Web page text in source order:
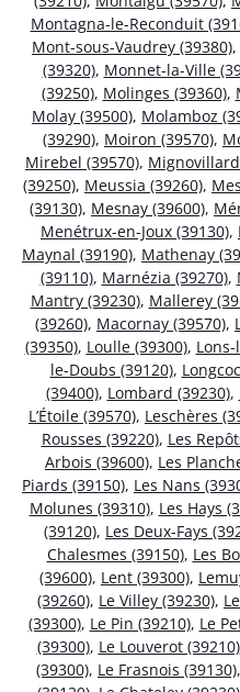
Montagna-le-Reconduit
Mont-sous-Vaudrey (39380),
(39320), Monnet-la-Ville
(39250), Molinges (39360),
Molay (39500), Molamboz
(39290), Moiron (39570),
Mirebel (39570),
(39250), Meussia (39260),
(39130), Mesnay (39600),
Menétrux-en-Joux (39130),
Maynal (39190), Mathenay
(39110), Marnézia (39270),
Mantry (39230), Mallerey
(39260), Macornay (39570),
(39350), Loulle (39300),
le-Doubs (39120),
(39400), Lombard (39230),
L’Étoile (39570), Leschères
Rousses (39220), Les
Arbois (39600), Les
Piards (39150), Les Nans
Molunes (39310), Les Hays
(39120), Les Deux-Fays
Chalesmes (39150), Les
(39600), Lent (39300),
(39260), Le Villey (39230),
(39300), Le Pin (39210), Le
(39300), Le Louverot (39210)
(39300), Le Frasnois (39130),